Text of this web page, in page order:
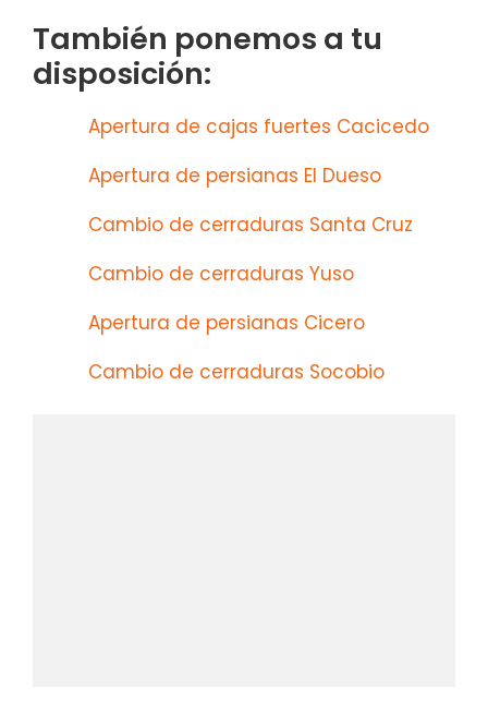
También ponemos a tu
disposición:
Apertura de cajas fuertes Cacicedo
Apertura de persianas El Dueso
Cambio de cerraduras Santa Cruz
Cambio de cerraduras Yuso
Apertura de persianas Cicero
Cambio de cerraduras Socobio